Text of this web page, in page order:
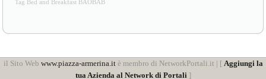
Tag Bed and Breakfast BAOBAB
il Sito Web www.piazza-armerina.itè membro di NetworkPortali.it | [ Aggiungi la
tua Azienda al Network di Portali ]